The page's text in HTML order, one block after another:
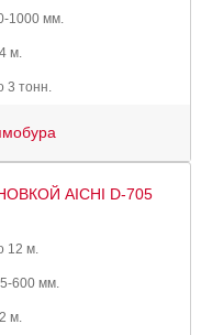
1000 мм.
м.
3 тонн.
AICHI D-705
12 м.
600 мм.
м.